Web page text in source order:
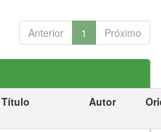
Anterior 1 Próximo
Título Autor